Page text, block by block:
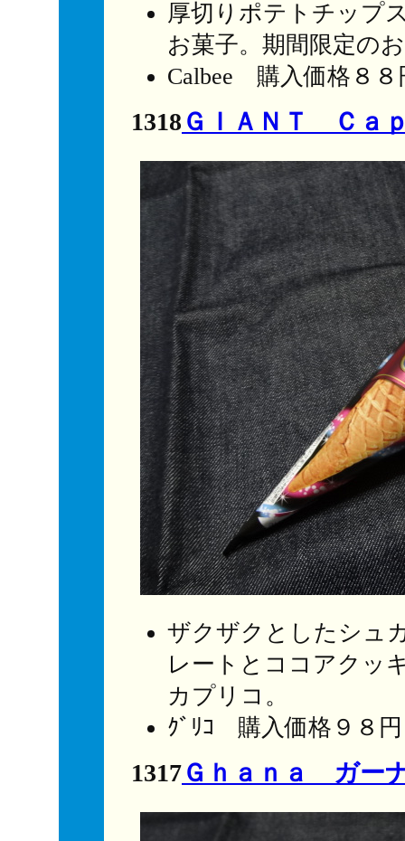
厚切りポテトチップ
お菓子。期間限定の
Calbee 購入価格８
1318 ＧＩＡＮＴ Ｃａ
ザクザクとしたシュ
レートとココアクッ
カプリコ。
ｸﾞﾘｺ 購入価格９８
1317Ｇｈａｎａ ガー